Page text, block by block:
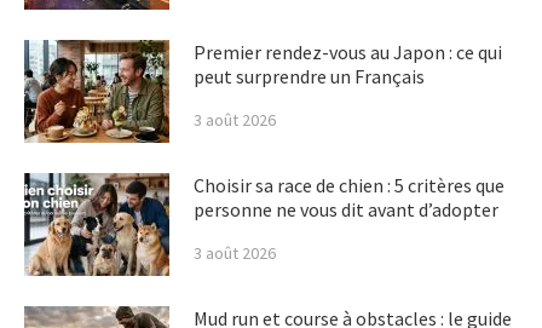
Premier rendez-vous au Japon : ce qui
peut surprendre un Français
3 août 2026
Choisir sa race de chien : 5 critères que
personne ne vous dit avant d’adopter
3 août 2026
Mud run et course à obstacles : le guide